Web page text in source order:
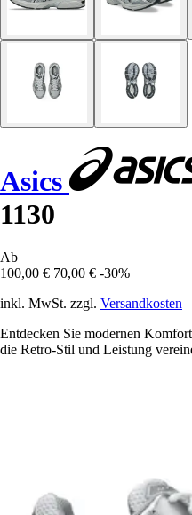
Asics
1130
Ab
100,00 € 70,00 € -30%
inkl. MwSt. zzgl. Versandkosten
Entdecken Sie modernen
die Retro-Stil und Leistung